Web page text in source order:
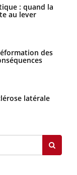
: quand la
au lever
des
latérale